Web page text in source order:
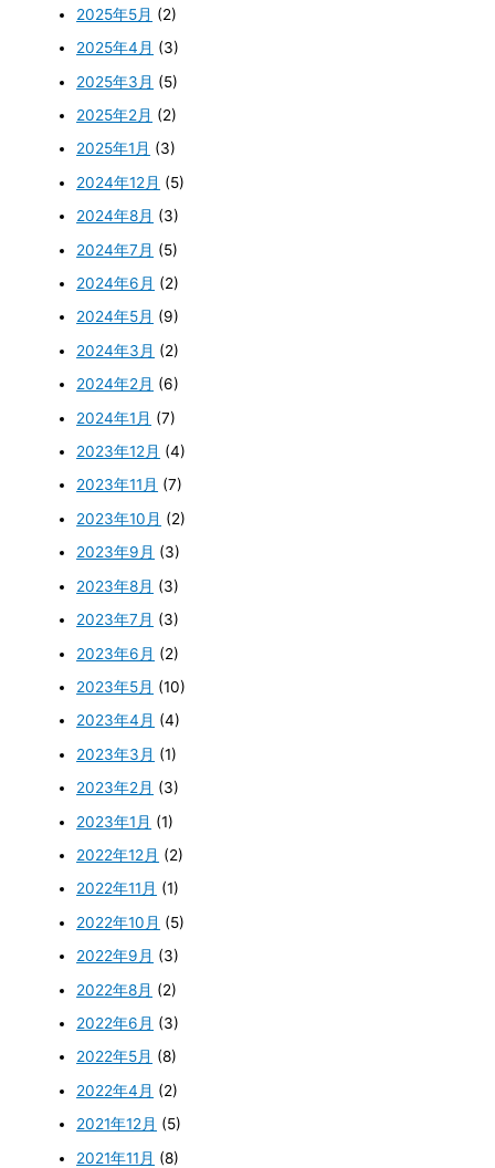
2025年5月 (2)
2025年4月 (3)
2025年3月 (5)
2025年2月 (2)
2025年1月 (3)
2024年12月 (5)
2024年8月 (3)
2024年7月 (5)
2024年6月 (2)
2024年5月 (9)
2024年3月 (2)
2024年2月 (6)
2024年1月 (7)
2023年12月 (4)
2023年11月 (7)
2023年10月 (2)
2023年9月 (3)
2023年8月 (3)
2023年7月 (3)
2023年6月 (2)
2023年5月 (10)
2023年4月 (4)
2023年3月 (1)
2023年2月 (3)
2023年1月 (1)
2022年12月 (2)
2022年11月 (1)
2022年10月 (5)
2022年9月 (3)
2022年8月 (2)
2022年6月 (3)
2022年5月 (8)
2022年4月 (2)
2021年12月 (5)
2021年11月 (8)